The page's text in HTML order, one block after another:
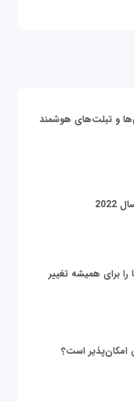
و تبلت‌های هوشمند
برای همیشه تغییر
امکان‌پذیر است؟